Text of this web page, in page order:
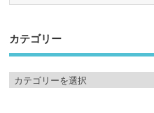
カテゴリー